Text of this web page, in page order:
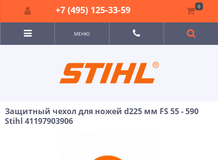
МЕНЮ
Защитный чехол для ножей d225 мм FS 55 - 590
Stihl 41197903906
+7 (495) 125-33-59 0